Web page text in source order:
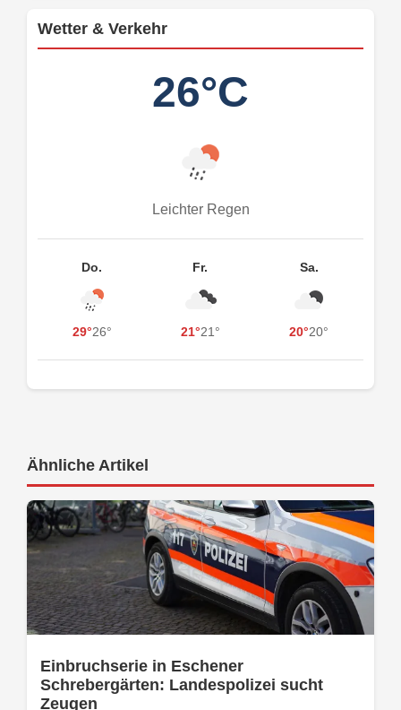
Wetter & Verkehr
26°C
Leichter Regen
Do.
29°26°
Fr.
21°21°
Sa.
20°20°
Ähnliche Artikel
Einbruchserie in Eschener
Schrebergärten: Landespolizei sucht
Zeugen